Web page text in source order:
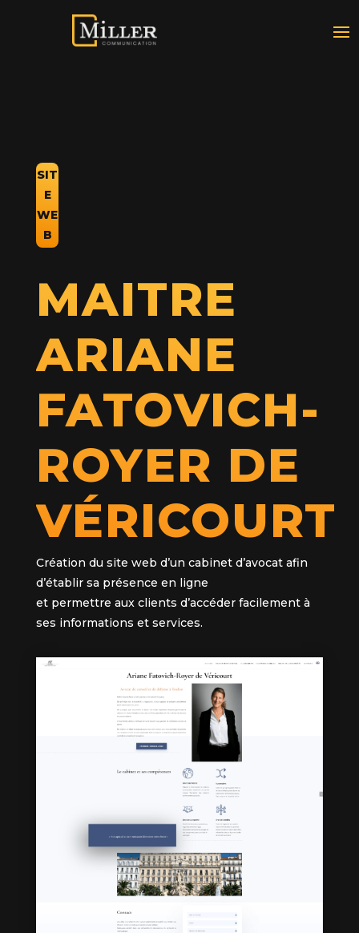
SIT
E
WE
B
MAITRE
ARIANE
FATOVICH-
ROYER DE
VÉRICOURT
Création du site web d’un cabinet d’avocat afin
d’établir sa présence en ligne
et permettre aux clients d’accéder facilement à
ses informations et services.